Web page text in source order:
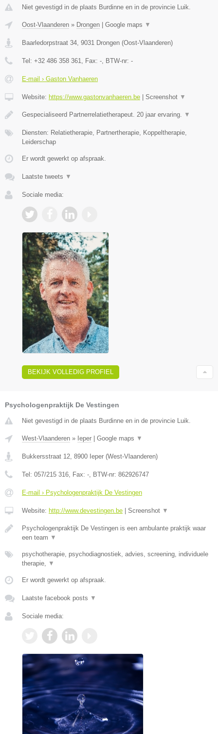
Niet gevestigd in de plaats Burdinne en in de provincie Luik.
Oost-Vlaanderen » Drongen Google maps ▼
Baarledorpstraat 34, 9031 Drongen (Oost-Vlaanderen)
Tel: +32 486 358 361, Fax: -, BTW-nr: -
E-mail › Gaston Vanhaeren
Website: https://www.gastonvanhaeren.be Screenshot ▼
Gespecialiseerd Partnerrelatietherapeut. 20 jaar ervaring. ▼
Diensten: Relatietherapie, Partnertherapie, Koppeltherapie,
Leiderschap
Er wordt gewerkt op afspraak.
Laatste tweets ▼
Sociale media:
BEKIJK VOLLEDIG PROFIEL
Psychologenpraktijk De Vestingen
Niet gevestigd in de plaats Burdinne en in de provincie Luik.
West-Vlaanderen » Ieper Google maps ▼
Bukkersstraat 12, 8900 Ieper (West-Vlaanderen)
Tel: 057/215 316, Fax: -, BTW-nr: 862926747
E-mail › Psychologenpraktijk De Vestingen
Website: http://www.devestingen.be Screenshot ▼
Psychologenpraktijk De Vestingen is een ambulante praktijk waar
een team ▼
psychotherapie, psychodiagnostiek, advies, screening, individuele
therapie, ▼
Er wordt gewerkt op afspraak.
Laatste facebook posts ▼
Sociale media: